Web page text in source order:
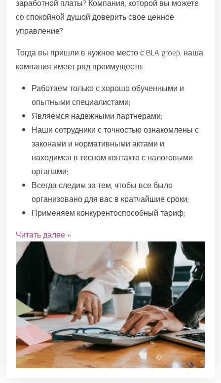
заработной платы? Компания, которой вы можете
со спокойной душой доверить свое ценное
управление?
Тогда вы пришли в нужное место с BLA groep, наша
компания имеет ряд преимуществ:
Работаем только с хорошо обученными и
опытными специалистами;
Являемся надежными партнерами;
Наши сотрудники с точностью ознакомлены с
законами и нормативными актами и
находимся в тесном контакте с налоговыми
органами;
Всегда следим за тем, чтобы все было
организовано для вас в кратчайшие сроки;
Применяем конкурентоспособный тариф;
Читать далее »